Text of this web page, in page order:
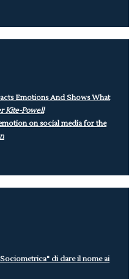
Emotions And Shows What
Kite-Powell
on social media for the
di dare il nome ai